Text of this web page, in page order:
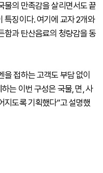
물의 만족감을 살리면서도 끝
특징이다. 여기에 교자 2개와
함과 탄산음료의 청량감을 동
접하는 고객도 부담 없이
는 이번 구성은 국물, 면, 사
지도록 기획했다”고 설명했